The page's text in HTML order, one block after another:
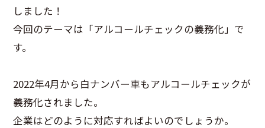
しました！
今回のテーマは「アルコールチェックの義務化」で
す。
2022年4月から白ナンバー車もアルコールチェックが
義務化されました。
企業はどのように対応すればよいのでしょうか。